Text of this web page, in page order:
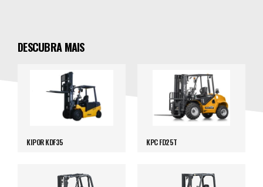
DESCUBRA MAIS
KIPOR KDF35 KPC FD25T